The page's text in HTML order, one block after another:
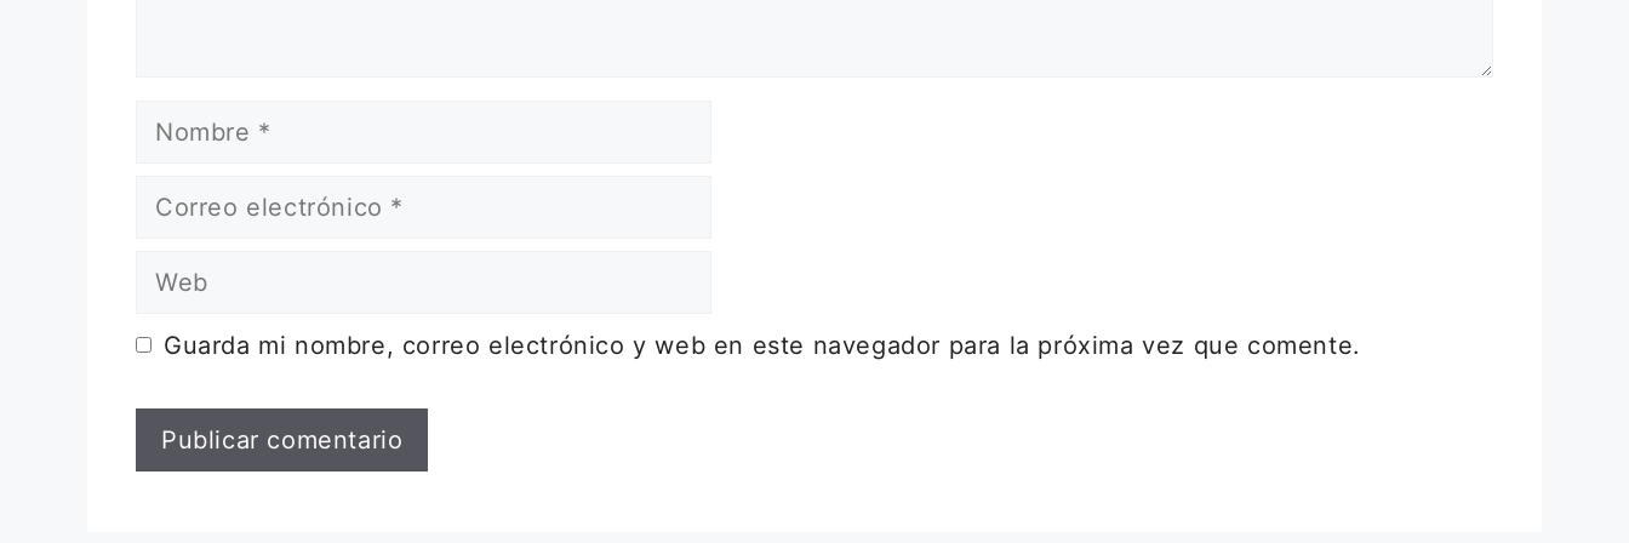
Nombre
Correo
Web
Guarda mi nombre, correo electrónico y web en este navegador para la próxima vez que comente.